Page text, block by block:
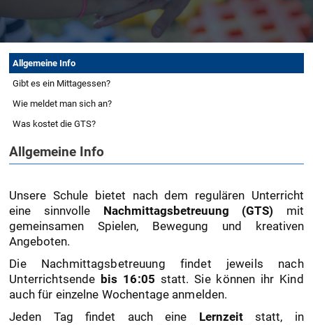
GTS
/
Nachmittagsbetreuung
Allgemeine Info
Gibt es ein Mittagessen?
Wie meldet man sich an?
Was kostet die GTS?
Allgemeine Info
Unsere Schule bietet nach dem regulären Unterricht
eine sinnvolle Nachmittagsbetreuung (GTS) mit
gemeinsamen Spielen, Bewegung und kreativen
Angeboten.
Die Nachmittagsbetreuung findet jeweils nach
Unterrichtsende bis 16:05 statt. Sie können ihr Kind
auch für einzelne Wochentage anmelden.
Jeden Tag findet auch eine Lernzeitstatt, in